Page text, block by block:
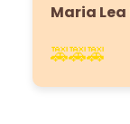
Maria
🚕🚕🚕